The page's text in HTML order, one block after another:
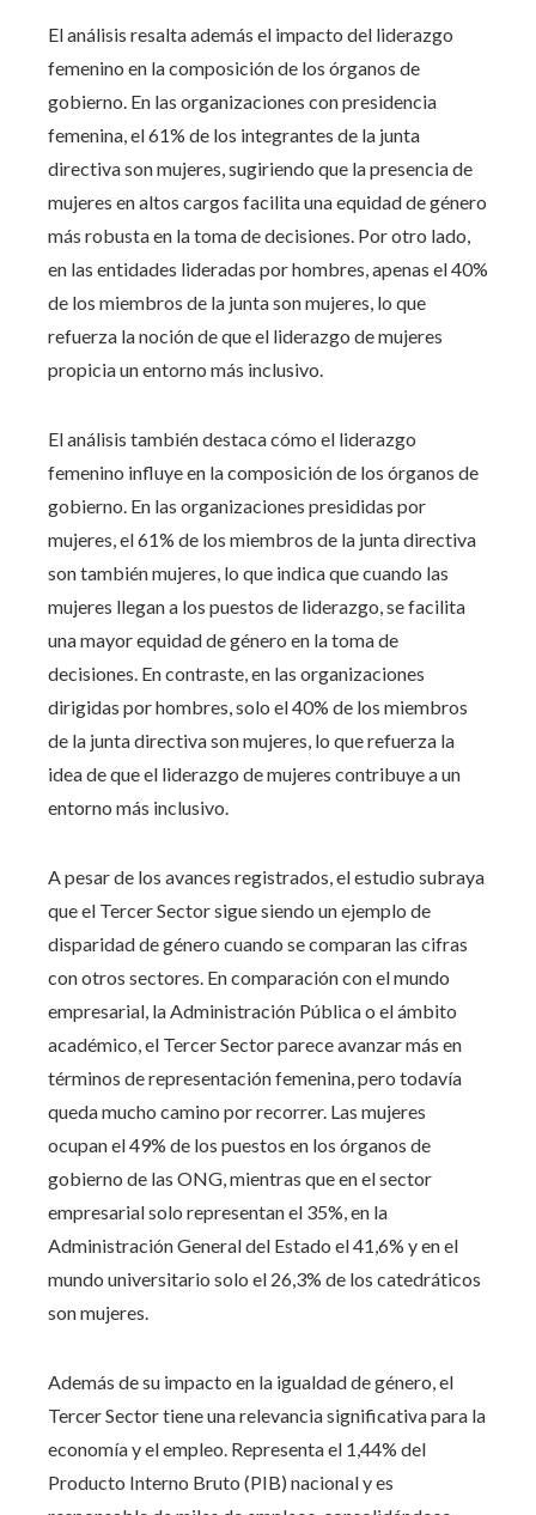
El análisis resalta además el impacto del liderazgo
femenino en la composición de los órganos de
gobierno. En las organizaciones con presidencia
femenina, el 61% de los integrantes de la junta
directiva son mujeres, sugiriendo que la presencia de
mujeres en altos cargos facilita una equidad de género
más robusta en la toma de decisiones. Por otro lado,
en las entidades lideradas por hombres, apenas el 40%
de los miembros de la junta son mujeres, lo que
refuerza la noción de que el liderazgo de mujeres
propicia un entorno más inclusivo.
El análisis también destaca cómo el liderazgo
femenino influye en la composición de los órganos de
gobierno. En las organizaciones presididas por
mujeres, el 61% de los miembros de la junta directiva
son también mujeres, lo que indica que cuando las
mujeres llegan a los puestos de liderazgo, se facilita
una mayor equidad de género en la toma de
decisiones. En contraste, en las organizaciones
dirigidas por hombres, solo el 40% de los miembros
de la junta directiva son mujeres, lo que refuerza la
idea de que el liderazgo de mujeres contribuye a un
entorno más inclusivo.
A pesar de los avances registrados, el estudio subraya
que el Tercer Sector sigue siendo un ejemplo de
disparidad de género cuando se comparan las cifras
con otros sectores. En comparación con el mundo
empresarial, la Administración Pública o el ámbito
académico, el Tercer Sector parece avanzar más en
términos de representación femenina, pero todavía
queda mucho camino por recorrer. Las mujeres
ocupan el 49% de los puestos en los órganos de
gobierno de las ONG, mientras que en el sector
empresarial solo representan el 35%, en la
Administración General del Estado el 41,6% y en el
mundo universitario solo el 26,3% de los catedráticos
son mujeres.
Además de su impacto en la igualdad de género, el
Tercer Sector tiene una relevancia significativa para la
economía y el empleo. Representa el 1,44% del
Producto Interno Bruto (PIB) nacional y es